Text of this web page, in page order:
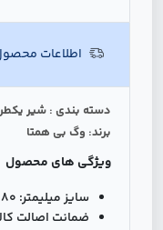
اطلاعات
دسته بندی : شیر
برند: وگ بی همتا
ویژگی های محصول
سایز میلیمتر: 80
ضمانت اصالت